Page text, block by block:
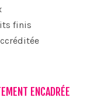
finis
ENCADRÉE